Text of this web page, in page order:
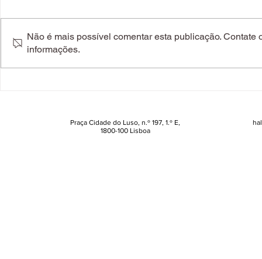
Ambiente de trabalho
"O choro
Não é mais possível comentar esta publicação. Contate
informações.
Praça Cidade do Luso, n.º 197, 1.º E,
1800-100 Lisboa